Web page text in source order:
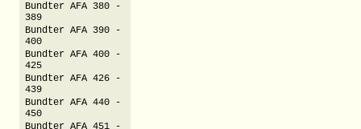
Bundter AFA 380 -
389
Bundter AFA 390 -
400
Bundter AFA 400 -
425
Bundter AFA 426 -
439
Bundter AFA 440 -
450
Bundter AFA 451 -